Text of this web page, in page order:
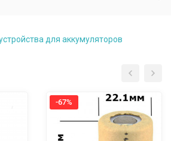
для аккумуляторов
-67%